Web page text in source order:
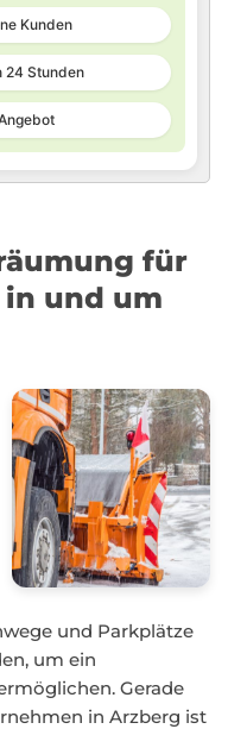
Kunden
24 Stunden
für
und um
und Parkplätze
um ein
Gerade
in Arzberg ist